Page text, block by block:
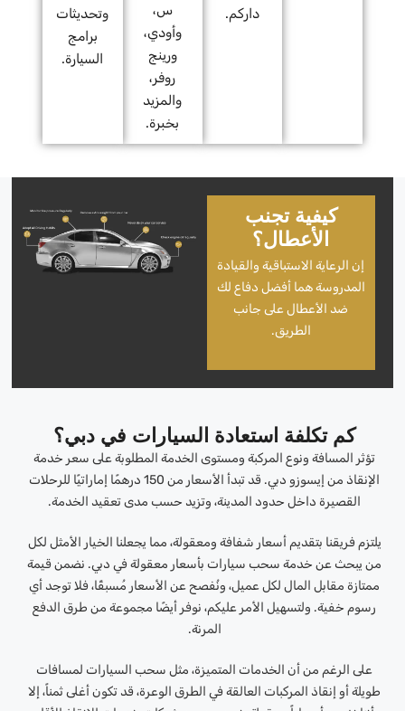
داركم.
س،
وأودي،
ورينج
روفر،
والمزيد
بخبرة.
وتحديثات
برامج
السيارة.
كيفية تجنب
الأعطال؟
إن الرعاية الاستباقية والقيادة
المدروسة هما أفضل دفاع لك
ضد الأعطال على جانب
الطريق.
كم تكلفة استعادة السيارات في دبي؟
تؤثر المسافة ونوع المركبة ومستوى الخدمة المطلوبة على سعر خدمة
الإنقاذ من إيسوزو دبي. قد تبدأ الأسعار من 150 درهمًا إماراتيًا للرحلات
القصيرة داخل حدود المدينة، وتزيد حسب مدى تعقيد الخدمة.
يلتزم فريقنا بتقديم أسعار شفافة ومعقولة، مما يجعلنا الخيار الأمثل لكل
من يبحث عن خدمة سحب سيارات بأسعار معقولة في دبي. نضمن قيمة
ممتازة مقابل المال لكل عميل، ونُفصح عن الأسعار مُسبقًا، فلا توجد أي
رسوم خفية. ولتسهيل الأمر عليكم، نوفر أيضًا مجموعة من طرق الدفع
المرنة.
على الرغم من أن الخدمات المتميزة، مثل سحب السيارات لمسافات
طويلة أو إنقاذ المركبات العالقة في الطرق الوعرة، قد تكون أغلى ثمناً، إلا